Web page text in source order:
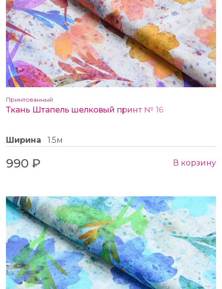
Принтованный
Ткань Штапель шелковый принт № 16
Ширина 1.5м
990 ₽ В корзину